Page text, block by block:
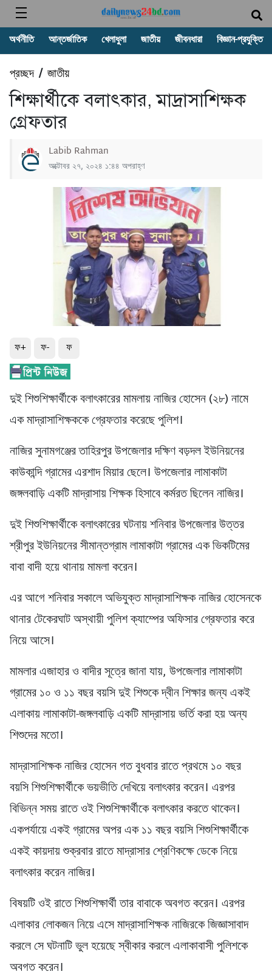
অর্থনীতি আন্তর্জাতিক খেলাধুলা জাতীয় জীবনধারা বিজ্ঞান-প্রযুক্তি
প্রচ্ছদ/ জাতীয়
শিক্ষার্থীকে বলাৎকার, মাদ্রাসাশিক্ষক
গ্রেফতার
Labib Rahman
অক্টোবর ২৭, ২০২৪ ১:৪৪ অপরাহ্ণ
ফ+ ফ- ফ
দুই শিশুশিক্ষার্থীকে বলাৎকারের মামলায় নাজির হোসেন (২৮) নামে
এক মাদ্রাসাশিক্ষককে গ্রেফতার করেছে পুলিশ।
নাজির সুনামগঞ্জের তাহিরপুর উপজেলার দক্ষিণ বড়দল ইউনিয়নের
কাউকান্দি গ্রামের এরশাদ মিয়ার ছেলে। উপজেলার লামাকাটা
জঙ্গলবাড়ি একটি মাদ্রাসায় শিক্ষক হিসাবে কর্মরত ছিলেন নাজির।
দুই শিশুশিক্ষার্থীকে বলাৎকারের ঘটনায় শনিবার উপজেলার উত্তর
শ্রীপুর ইউনিয়নের সীমান্তগ্রাম লামাকাটা গ্রামের এক ভিকটিমের
বাবা বাদী হয়ে থানায় মামলা করেন।
এর আগে শনিবার সকালে অভিযুক্ত মাদ্রাসাশিক্ষক নাজির হোসেনকে
থানার টেকেরঘাট অস্থায়ী পুলিশ ক্যাম্পের অফিসার গ্রেফতার করে
নিয়ে আসে।
মামলার এজাহার ও বাদীর সূত্রে জানা যায়, উপজেলার লামাকাটা
গ্রামের ১০ ও ১১ বছর বয়সি দুই শিশুকে দ্বীন শিক্ষার জন্য একই
এলাকায় লামাকাটা-জঙ্গলবাড়ি একটি মাদ্রাসায় ভর্তি করা হয় অন্য
শিশুদের মতো।
মাদ্রাসাশিক্ষক নাজির হোসেন গত বুধবার রাতে প্রথমে ১০ বছর
বয়সি শিশুশিক্ষার্থীকে ভয়ভীতি দেখিয়ে বলাৎকার করেন। এরপর
বিভিন্ন সময় রাতে ওই শিশুশিক্ষার্থীকে বলাৎকার করতে থাকেন।
একপর্যায়ে একই গ্রামের অপর এক ১১ বছর বয়সি শিশুশিক্ষার্থীকে
একই কায়দায় শুক্রবার রাতে মাদ্রাসার শ্রেণিকক্ষে ডেকে নিয়ে
বলাৎকার করেন নাজির।
বিষয়টি ওই রাতে শিশুশিক্ষার্থী তার বাবাকে অবগত করেন। এরপর
এলাকার লোকজন নিয়ে এসে মাদ্রাসাশিক্ষক নাজিরকে জিজ্ঞাসাবাদ
করলে সে ঘটনাটি ভুল হয়েছে স্বীকার করলে এলাকাবাসী পুলিশকে
অবগত করেন।